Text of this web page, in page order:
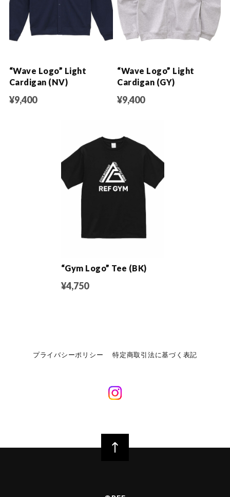
“Wave Logo” Light
Cardigan (NV)
¥9,400
“Wave Logo” Light
Cardigan (GY)
¥9,400
“Gym Logo” Tee (BK)
¥4,750
プライバシーポリシー 特定商取引法に基づく表記